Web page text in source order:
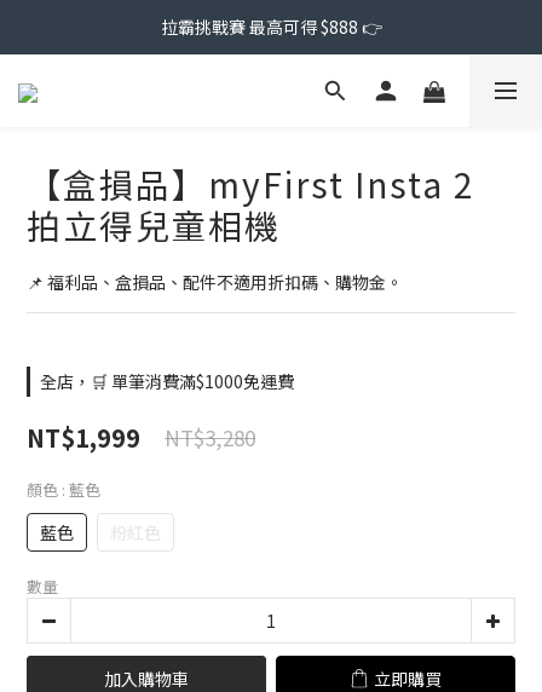
拉霸挑戰賽 最高可得 $888 👉
【盒損品】myFirst Insta 2
拍立得兒童相機
📌 福利品、盒損品、配件不適用折扣碼、購物金。
全店，🛒 單筆消費滿$1000免運費
NT$1,999 NT$3,280
顏色 : 藍色
藍色 粉紅色
數量
加入購物車 立即購買